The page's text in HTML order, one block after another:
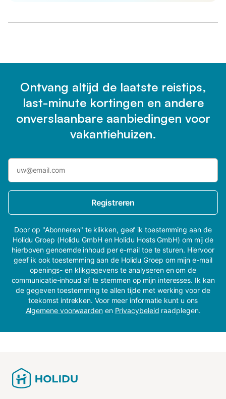
Ontvang altijd de laatste reistips,
last-minute kortingen en andere
onverslaanbare aanbiedingen voor
vakantiehuizen.
Registreren
Door op "Abonneren" te klikken, geef ik toestemming aan de
Holidu Groep (Holidu GmbH en Holidu Hosts GmbH) om mij de
hierboven genoemde inhoud per e-mail toe te sturen. Hiervoor
geef ik ook toestemming aan de Holidu Groep om mijn e-mail
openings- en klikgegevens te analyseren en om de
communicatie-inhoud af te stemmen op mijn interesses. Ik kan
de gegeven toestemming te allen tijde met werking voor de
toekomst intrekken. Voor meer informatie kunt u ons
Algemene voorwaardenen Privacybeleid raadplegen.